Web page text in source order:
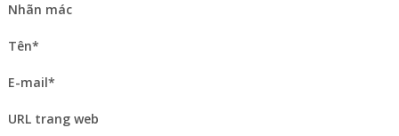
Nhãn mác
Tên*
E-mail*
URL trang web